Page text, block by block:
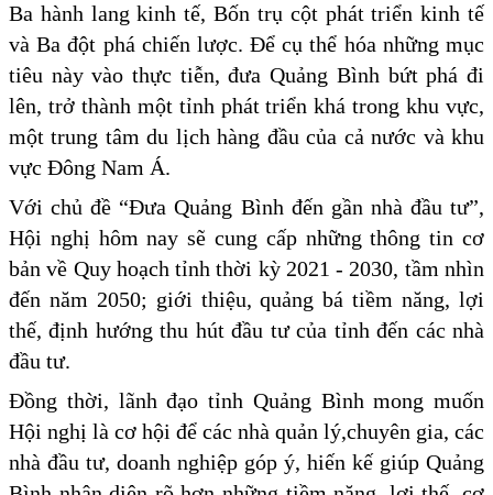
Ba hành lang kinh tế, Bốn trụ cột phát triển kinh tế
và Ba đột phá chiến lược. Để cụ thể hóa những mục
tiêu này vào thực tiễn, đưa Quảng Bình bứt phá đi
lên, trở thành một tỉnh phát triển khá trong khu vực,
một trung tâm du lịch hàng đầu của cả nước và khu
vực Đông Nam Á.
Với chủ đề “Đưa Quảng Bình đến gần nhà đầu tư”,
Hội nghị hôm nay sẽ cung cấp những thông tin cơ
bản về Quy hoạch tỉnh thời kỳ 2021 - 2030, tầm nhìn
đến năm 2050; giới thiệu, quảng bá tiềm năng, lợi
thế, định hướng thu hút đầu tư của tỉnh đến các nhà
đầu tư.
Đồng thời, lãnh đạo tỉnh Quảng Bình mong muốn
Hội nghị là cơ hội để các nhà quản lý,chuyên gia, các
nhà đầu tư, doanh nghiệp góp ý, hiến kế giúp Quảng